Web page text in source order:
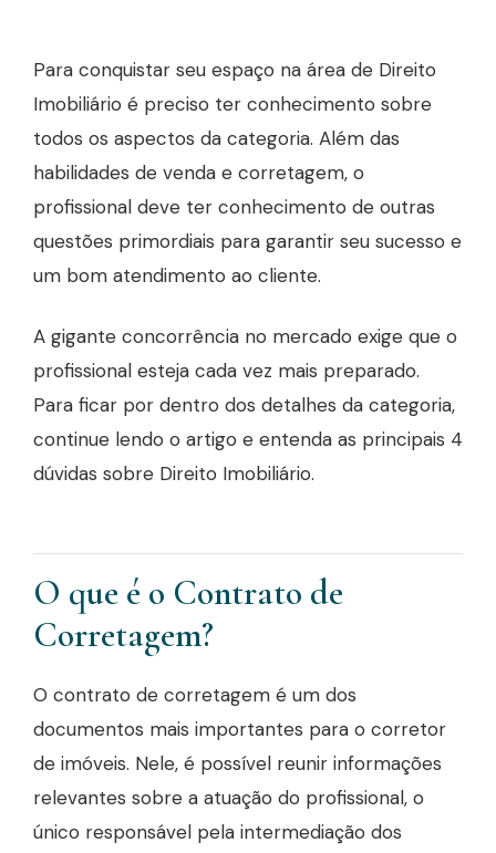
Para conquistar seu espaço na área de Direito
Imobiliário é preciso ter conhecimento sobre
todos os aspectos da categoria. Além das
habilidades de venda e corretagem, o
profissional deve ter conhecimento de outras
questões primordiais para garantir seu sucesso e
um bom atendimento ao cliente.
A gigante concorrência no mercado exige que o
profissional esteja cada vez mais preparado.
Para ficar por dentro dos detalhes da categoria,
continue lendo o artigo e entenda as principais 4
dúvidas sobre Direito Imobiliário.
O que é o Contrato de
Corretagem?
O contrato de corretagem é um dos
documentos mais importantes para o corretor
de imóveis. Nele, é possível reunir informações
relevantes sobre a atuação do profissional, o
único responsável pela intermediação dos